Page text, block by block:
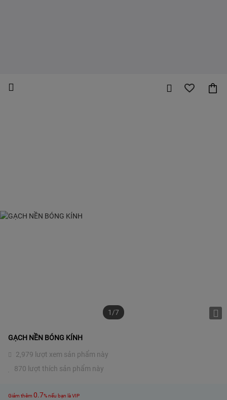
1/7
GẠCH NỀN BÓNG KÍNH
2,979 lượt xem sản phẩm này
870 lượt thích sản phẩm này
Giảm thêm 0.7% nếu bạn là VIP